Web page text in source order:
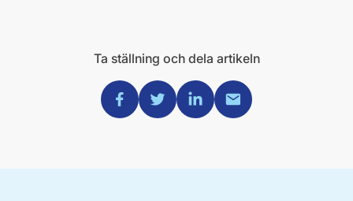
Ta ställning och dela artikeln
Dela via Facebook
Dela via Twitter
Dela via Linkedin
Dela via Mail